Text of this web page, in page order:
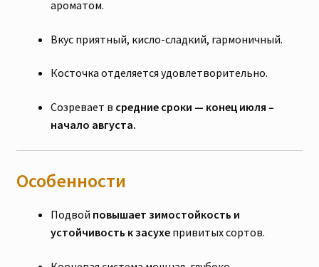
ароматом.
Вкус приятный, кисло-сладкий, гармоничный.
Косточка отделяется удовлетворительно.
Созревает в средние сроки — конец июля –
начало августа.
Особенности
Подвой повышает зимостойкость и
устойчивость к засухепривитых сортов.